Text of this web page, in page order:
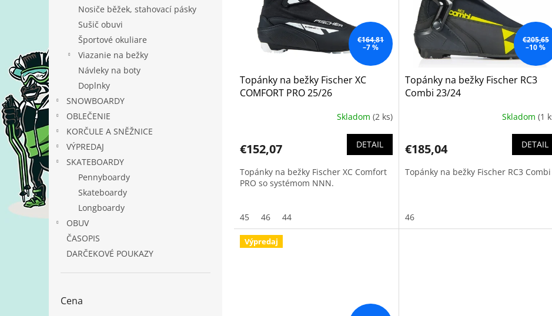
Nosiče běžek, stahovací pásky
Sušič obuvi
Športové okuliare
Viazanie na bežky
Návleky na boty
Doplnky
SNOWBOARDY
OBLEČENIE
KORČULE A SNĚŽNICE
VÝPREDAJ
SKATEBOARDY
Pennyboardy
Skateboardy
Longboardy
OBUV
ČASOPIS
DARČEKOVÉ POUKAZY
Cena
o
€164,81
–7 %
Topánky na bežky Fischer XC
COMFORT PRO 25/26
Skladom (2 ks)
€152,07 DETAIL
Topánky na bežky Fischer XC Comfort
PRO so systémom NNN.
45 46 44
€205,65
–10 %
Topánky na bežky Fischer RC3
Combi 23/24
Skladom (1
€185,04 DETAIL
Topánky na bežky Fischer RC3 Combi
46
Výpredaj